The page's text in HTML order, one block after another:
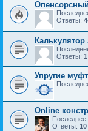
Ответы:
Калькулятор
Ответы: 1
Упругие
Online
Ответы: 10